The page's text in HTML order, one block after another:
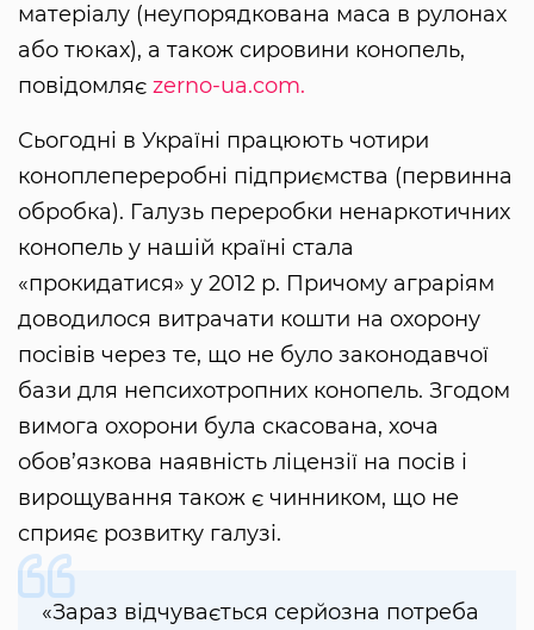
матеріалу (неупорядкована маса в рулонах
або тюках), а також сировини конопель,
повідомляє zerno-ua.com.
Сьогодні в Україні працюють чотири
коноплепереробні підприємства (первинна
обробка). Галузь переробки ненаркотичних
конопель у нашій країні стала
«прокидатися» у 2012 р. Причому аграріям
доводилося витрачати кошти на охорону
посівів через те, що не було законодавчої
бази для непсихотропних конопель. Згодом
вимога охорони була скасована, хоча
обов’язкова наявність ліцензії на посів і
вирощування також є чинником, що не
сприяє розвитку галузі.
«Зараз відчувається серйозна потреба